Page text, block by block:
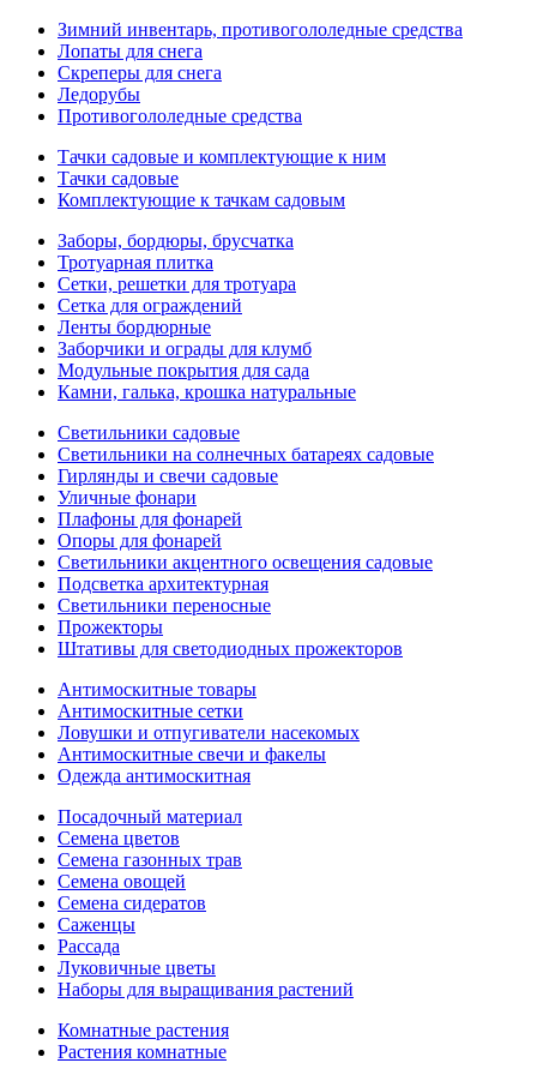
Зимний инвентарь, противогололедные средства
Лопаты для снега
Скреперы для снега
Ледорубы
Противогололедные средства
Тачки садовые и комплектующие к ним
Тачки садовые
Комплектующие к тачкам садовым
Заборы, бордюры, брусчатка
Тротуарная плитка
Сетки, решетки для тротуара
Сетка для ограждений
Ленты бордюрные
Заборчики и ограды для клумб
Модульные покрытия для сада
Камни, галька, крошка натуральные
Светильники садовые
Светильники на солнечных батареях садовые
Гирлянды и свечи садовые
Уличные фонари
Плафоны для фонарей
Опоры для фонарей
Светильники акцентного освещения садовые
Подсветка архитектурная
Светильники переносные
Прожекторы
Штативы для светодиодных прожекторов
Антимоскитные товары
Антимоскитные сетки
Ловушки и отпугиватели насекомых
Антимоскитные свечи и факелы
Одежда антимоскитная
Посадочный материал
Семена цветов
Семена газонных трав
Семена овощей
Семена сидератов
Саженцы
Рассада
Луковичные цветы
Наборы для выращивания растений
Комнатные растения
Растения комнатные